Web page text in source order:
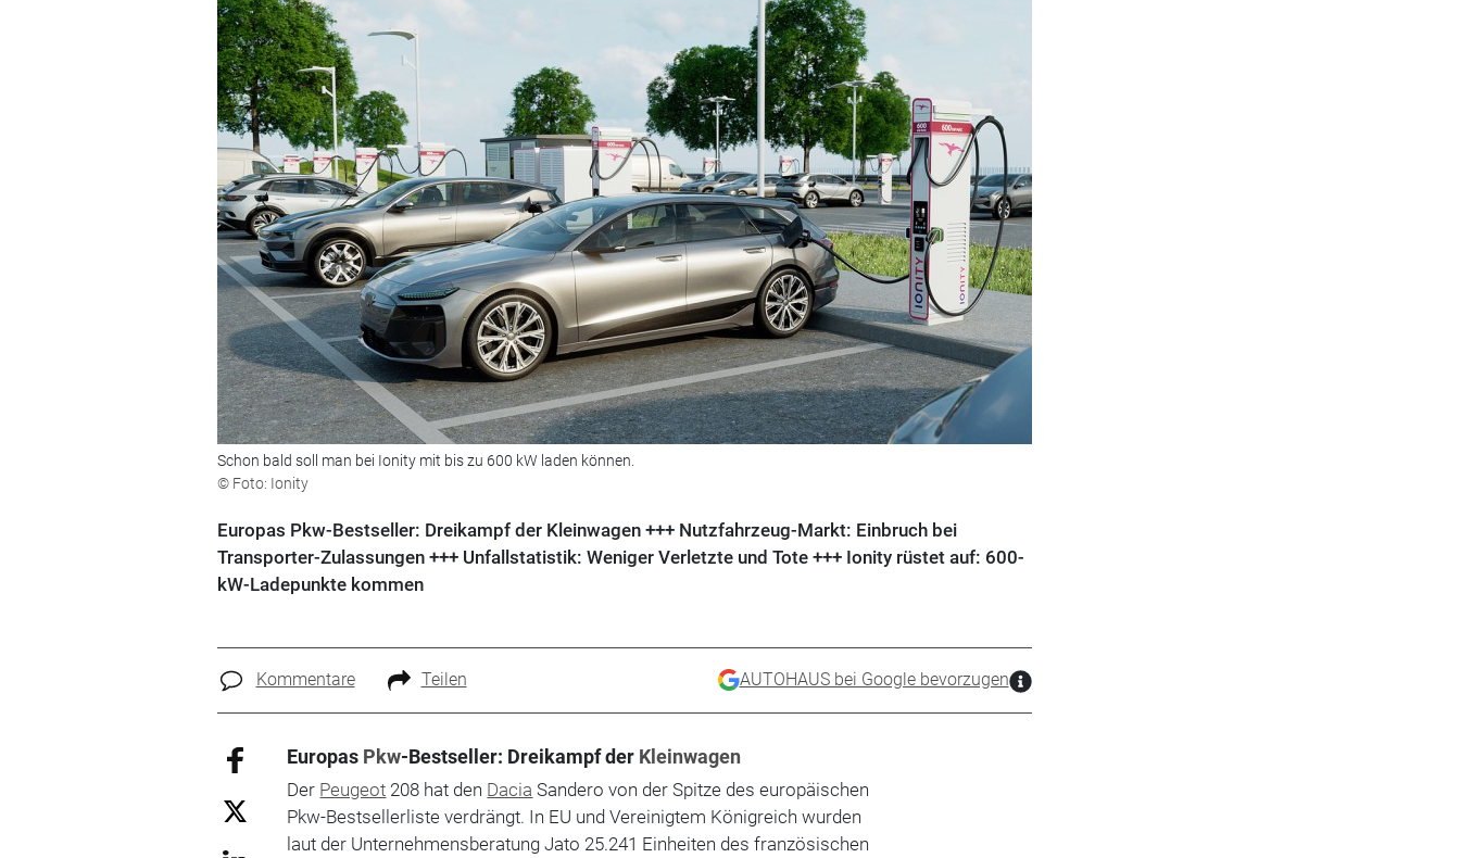
Schon bald soll man bei Ionity mit bis zu 600 kW laden können.
© Foto: Ionity
Europas Pkw-Bestseller: Dreikampf der Kleinwagen +++ Nutzfahrzeug-Markt: Einbruch bei
Transporter-Zulassungen +++ Unfallstatistik: Weniger Verletzte und Tote +++ Ionity rüstet auf: 600-
kW-Ladepunkte kommen
Kommentare Teilen AUTOHAUS bei Google bevorzugen
Europas Pkw-Bestseller: Dreikampf der Kleinwagen
Der Peugeot 208 hat den Dacia Sandero von der Spitze des europäischen
Pkw-Bestsellerliste verdrängt. In EU und Vereinigtem Königreich wurden
laut der Unternehmensberatung Jato 25.241 Einheiten des französischen